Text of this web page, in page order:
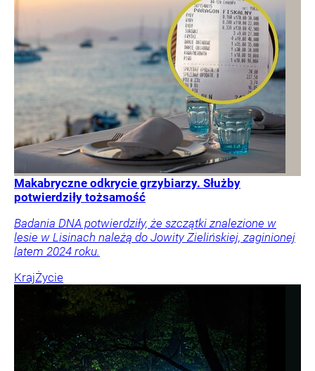
Makabryczne odkrycie grzybiarzy. Służby
potwierdziły tożsamość
Badania DNA potwierdziły, że szczątki znalezione w
lesie w Lisinach należą do Jowity Zielińskiej, zaginionej
latem 2024 roku.
KrajŻycie